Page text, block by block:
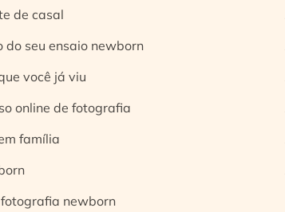
de casal
seu ensaio newborn
você já viu
online de fotografia
família
newborn